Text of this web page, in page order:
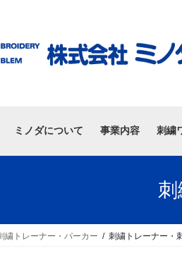
ミノダについて 事業内容 刺繍
繍トレーナー・パーカー 刺繍トレーナー・